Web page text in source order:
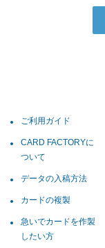
ご利用ガイド
CARD FACTORYに
ついて
データの入稿方法
カードの複製
急いでカードを作製
したい方